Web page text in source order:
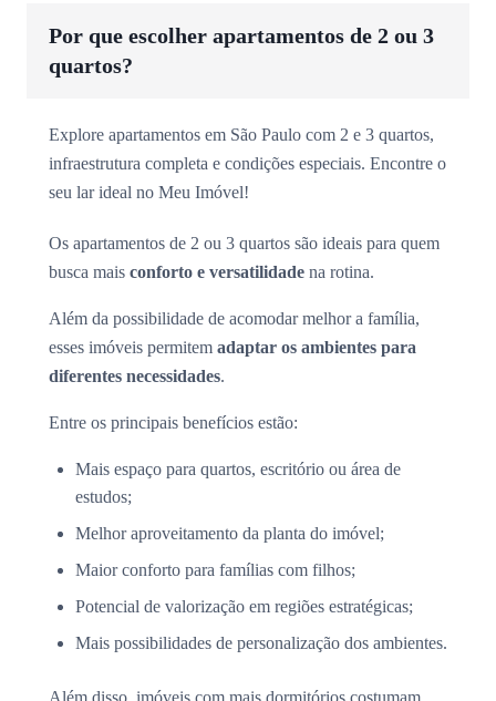
Por que escolher apartamentos de 2 ou 3
quartos?
Explore apartamentos em São Paulo com 2 e 3 quartos,
infraestrutura completa e condições especiais. Encontre o
seu lar ideal no Meu Imóvel!
Os apartamentos de 2 ou 3 quartos são ideais para quem
busca mais conforto e versatilidade na rotina.
Além da possibilidade de acomodar melhor a família,
esses imóveis permitem adaptar os ambientes para
diferentes necessidades.
Entre os principais benefícios estão:
Mais espaço para quartos, escritório ou área de
estudos;
Melhor aproveitamento da planta do imóvel;
Maior conforto para famílias com filhos;
Potencial de valorização em regiões estratégicas;
Mais possibilidades de personalização dos ambientes.
Além disso, imóveis com mais dormitórios costumam